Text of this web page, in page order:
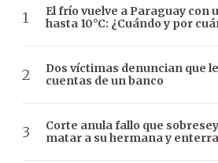
El frío vuelve a Paraguay con
hasta 10°C: ¿Cuándo y por
Dos víctimas denuncian que
cuentas de un banco
Corte anula fallo que
matar a su hermana y